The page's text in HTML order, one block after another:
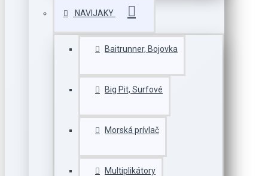
NAVIJAKY
Baitrunner, Bojovka
Big Pit, Surfové
Morská prívlač
Multiplikátory